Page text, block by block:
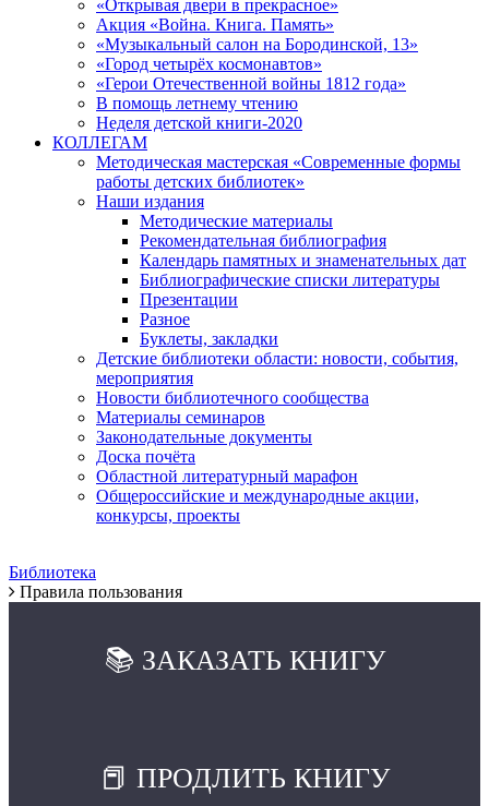
«Открывая двери в прекрасное»
Акция «Война. Книга. Память»
«Музыкальный салон на Бородинской, 13»
«Город четырёх космонавтов»
«Герои Отечественной войны 1812 года»
В помощь летнему чтению
Неделя детской книги-2020
КОЛЛЕГАМ
Методическая мастерская «Современные формы
работы детских библиотек»
Наши издания
Методические материалы
Рекомендательная библиография
Календарь памятных и знаменательных дат
Библиографические списки литературы
Презентации
Разное
Буклеты, закладки
Детские библиотеки области: новости, события,
мероприятия
Новости библиотечного сообщества
Материалы семинаров
Законодательные документы
Доска почёта
Областной литературный марафон
Общероссийские и международные акции,
конкурсы, проекты
Библиотека
Правила пользования
📚 ЗАКАЗАТЬ КНИГУ
📕 ПРОДЛИТЬ КНИГУ